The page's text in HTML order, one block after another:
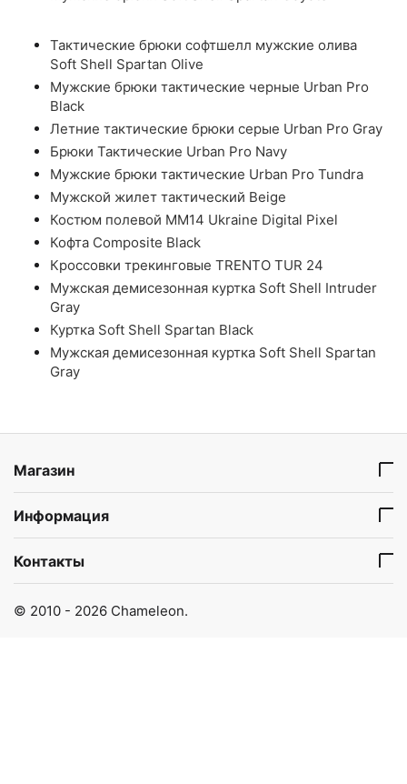
Тактические брюки софтшелл мужские олива
Soft Shell Spartan Olive
Мужские брюки тактические черные Urban Pro
Black
Летние тактические брюки серые Urban Pro Gray
Брюки Тактические Urban Pro Navy
Мужские брюки тактические Urban Pro Tundra
Мужской жилет тактический Beige
Костюм полевой ММ14 Ukraine Digital Pixel
Кофта Composite Black
Кроссовки трекинговые TRENTO TUR 24
Мужская демисезонная куртка Soft Shell Intruder
Gray
Куртка Soft Shell Spartan Black
Мужская демисезонная куртка Soft Shell Spartan
Gray
Магазин
Информация
Контакты
© 2010 - 2026 Chameleon.